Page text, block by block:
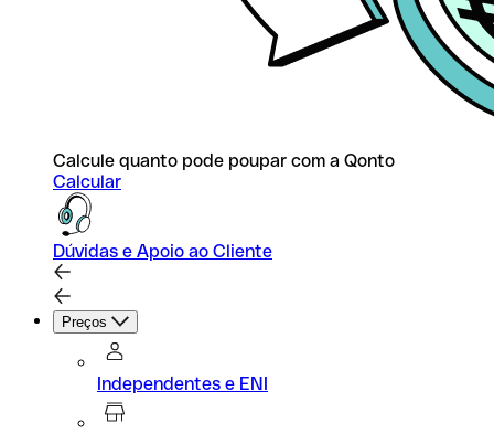
Calcule quanto pode poupar com a Qonto
Calcular
Dúvidas e Apoio ao Cliente
Preços
Independentes e ENI